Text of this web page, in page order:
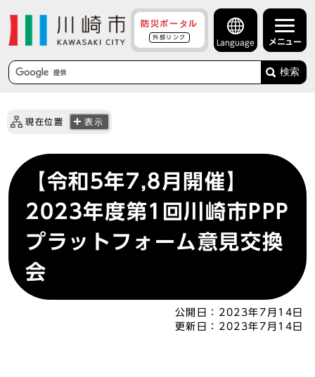
防災ポータル
外部リンク
Language メニュー
検索
現在位置 表示
【令和5年7,8月開催】
2023年度第1回川崎市PPP
プラットフォーム意見交換
会
公開日： 2023年7月14日
更新日： 2023年7月14日